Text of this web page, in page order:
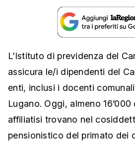
L’Istituto di previdenza del
assicura le/i dipendenti del
enti, inclusi i docenti
Lugano. Oggi, almeno
affiliatisi trovano nel
pensionistico del primato dei